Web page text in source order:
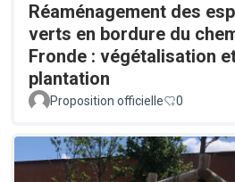
Réaménagement des
verts en bordure du
Fronde : végétalisation
plantation
Proposition officielle 0